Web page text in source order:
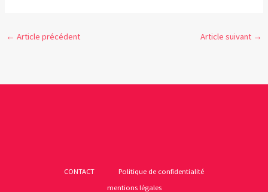
← Article précédent Article suivant →
CONTACT
Politique de confidentialité
mentions légales